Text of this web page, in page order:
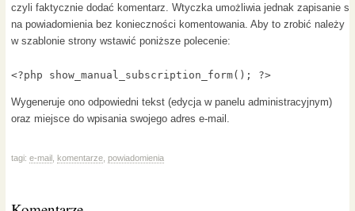
czyli faktycznie dodać komentarz. Wtyczka umożliwia jednak zapisanie
na powiadomienia bez konieczności komentowania. Aby to zrobić należy
w szablonie strony wstawić poniższe polecenie:
<?php show_manual_subscription_form(); ?>
Wygeneruje ono odpowiedni tekst (edycja w panelu administracyjnym)
oraz miejsce do wpisania swojego adres e-mail.
tagi: e-mail komentarze powiadomienia